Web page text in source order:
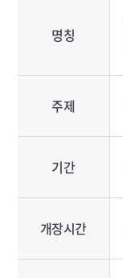
명칭
주제
기간
개장시간